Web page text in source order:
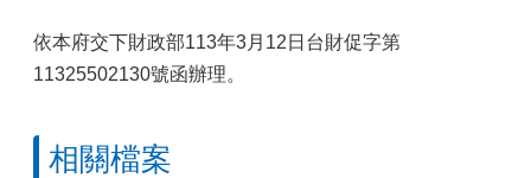
依本府交下財政部113年3月12日台財促字第
11325502130號函辦理。
相關檔案